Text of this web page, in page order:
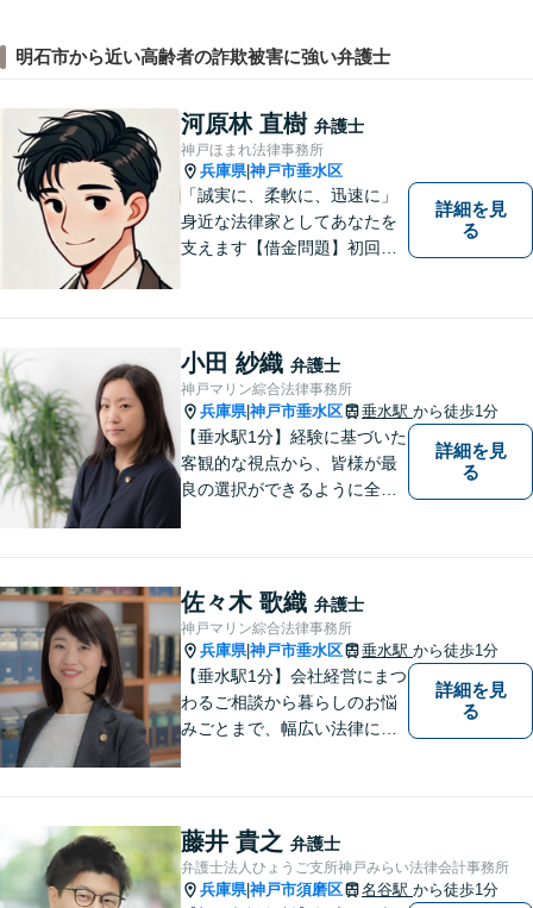
明石市から近い高齢者の詐欺被害に強い弁護士
河原林 直樹 弁護士
神戸ほまれ法律事務所
兵庫県|神戸市垂水区
「誠実に、柔軟に、迅速に」
身近な法律家としてあなたを
支えます【借金問題】初回相
続問題】生前対策から相続発
生後の手続き・トラブル対応
までワンストップで対応【オ
ンライン面談OK】
詳細を見
る
小田 紗織 弁護士
神戸マリン綜合法律事務所
兵庫県|神戸市垂水区 垂水駅 から徒歩1分
【垂水駅1分】経験に基づいた
客観的な視点から、皆様が最
良の選択ができるように全力
は数多くあります。 小さな悩
み事が大きなトラブルや事件
になってしまう前に、ご相談
ください。
詳細を見
る
佐々木 歌織 弁護士
神戸マリン綜合法律事務所
兵庫県|神戸市垂水区 垂水駅 から徒歩1分
【垂水駅1分】会社経営にまつ
わるご相談から暮らしのお悩
みごとまで、幅広い法律にま
ますので、悩まれる前に、お
早めにご相談ください。
詳細を見
る
藤井 貴之 弁護士
弁護士法人ひょうご支所神戸みらい法律会計事務所
兵庫県|神戸市須磨区 名谷駅 から徒歩1分